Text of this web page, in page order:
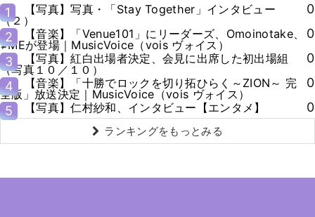
1
【写真】写真・「Stay Together」インタビュー
（２）
0
2
【音楽】「Venue101」にリーダーズ、Omoinotake、
≠MEが登場｜MusicVoice（vois ヴォイス）
0
3
【写真】紅白出場者決定、会見に出席した初出場組
（写真１０／１０）
0
4
【音楽】「十勝でロックを切り拓ひらく～ZION～ 完
全版」放送決定｜MusicVoice（vois ヴォイス）
0
5
【写真】仁村紗和、インタビュー【エンタメ】 0
ランキングをもっとみる